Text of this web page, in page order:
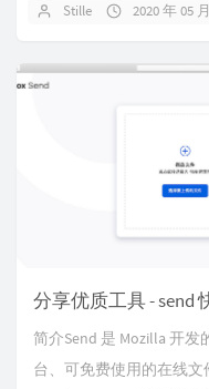
Stille 2020 年 05
分享优质工具 - send
简介Send 是 Mozilla 开
台、可免费使用的在线